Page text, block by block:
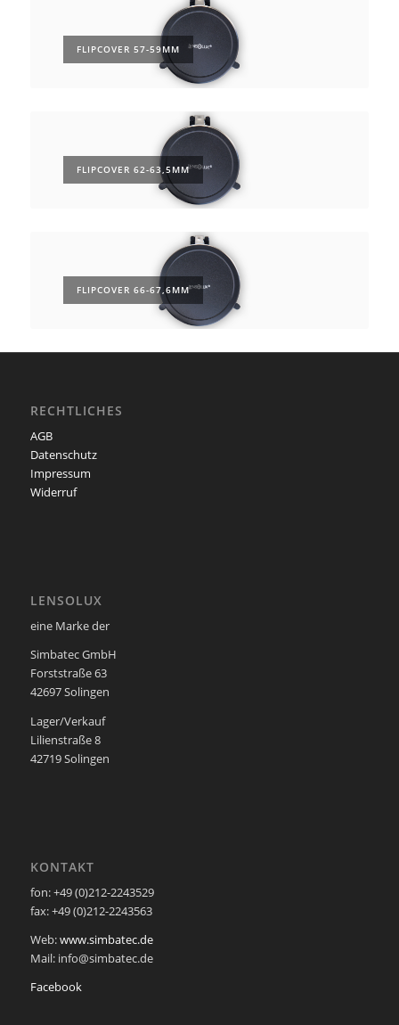
FLIPCOVER 57-59MM
FLIPCOVER 62-63,5MM
FLIPCOVER 66-67,6MM
RECHTLICHES
AGB
Datenschutz
Impressum
Widerruf
LENSOLUX
eine Marke der
Simbatec GmbH
Forststraße 63
42697 Solingen
Lager/Verkauf
Lilienstraße 8
42719 Solingen
KONTAKT
fon: +49 (0)212-2243529
fax: +49 (0)212-2243563
Web:www.simbatec.de
Mail: info@simbatec.de
Facebook